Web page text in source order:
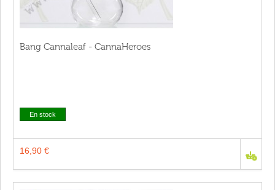
Bang Cannaleaf - CannaHeroes
En stock
16,90 €